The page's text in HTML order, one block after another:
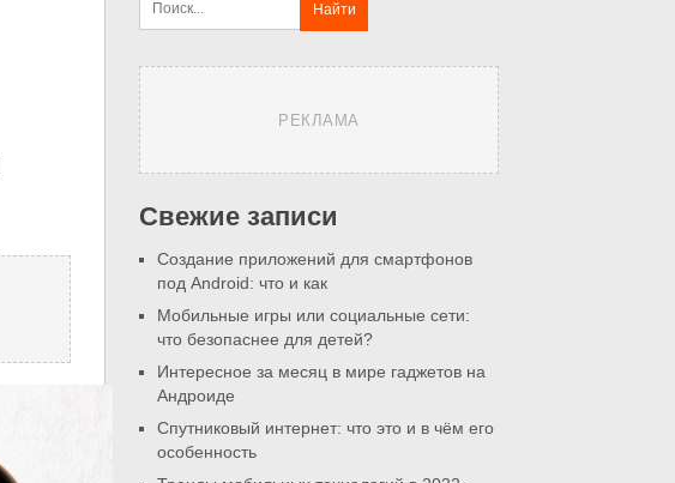
РЕКЛАМА
Свежие записи
Создание приложений для смартфонов
под Android: что и как
Мобильные игры или социальные сети:
что безопаснее для детей?
Интересное за месяц в мире гаджетов на
Андроиде
Спутниковый интернет: что это и в чём его
особенность